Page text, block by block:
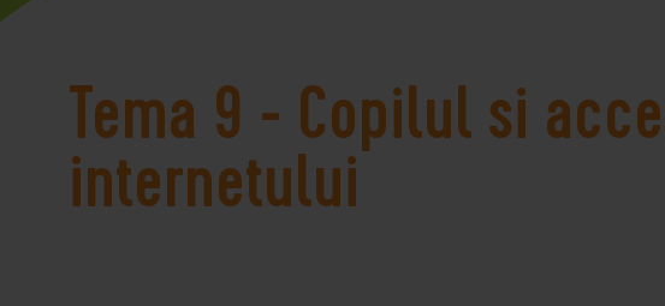
Tema 9 - Copilul si
internetului